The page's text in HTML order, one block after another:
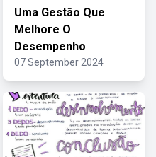
Uma Gestão Que
Melhore O
Desempenho
07 September 2024